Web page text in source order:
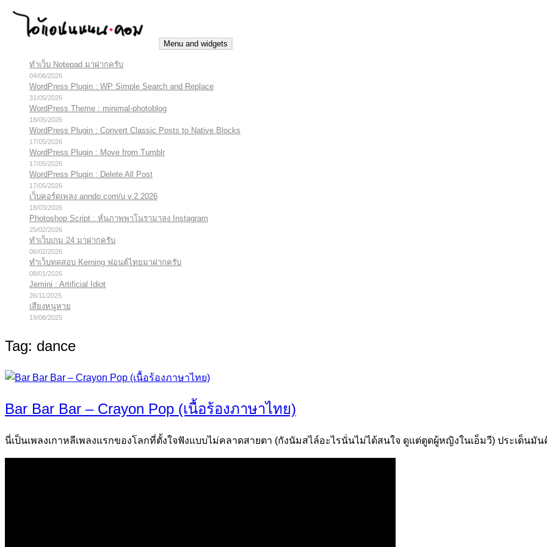
Skip
iannnnn.com
ความจริงมีสองด้าน คือจริงของมึง กับจริงของกู
Menu and widgets
ทำเว็บ Notepad มาฝากครับ
04/06/2026
WordPress Plugin : WP Simple Search and Replace
31/05/2026
WordPress Theme : minimal-photoblog
18/05/2026
WordPress Plugin : Convert Classic Posts to Native Blocks
17/05/2026
WordPress Plugin : Move from Tumblr
17/05/2026
WordPress Plugin : Delete All Post
17/05/2026
เว็บคอร์ดเพลง anndo.com/u v.2.2026
18/03/2026
Photoshop Script : หั่นภาพพาโนรามาลง Instagram
25/02/2026
ทำเว็บเกม 24 มาฝากครับ
06/02/2026
ทำเว็บทดสอบ Kerning ฟอนต์ไทยมาฝากครับ
08/01/2026
Jemini : Artificial Idiot
26/11/2025
เสียงหนูหาย
19/08/2025
Tag: dance
Bar Bar Bar – Crayon Pop (เนื้อร้องภาษาไทย)
นี่เป็นเพลงเกาหลีเพลงแรกของโลกที่ตั้งใจฟังแบบไม่คลาดสายตา (กังนัมสไล์อะไรนั่นไม่ได้สนใจ ดูแต่ตูดผู้หญิงในเอ็มวี) ประเด็นมั